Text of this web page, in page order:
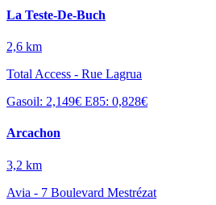
La Teste-De-Buch
2,6 km
Total Access - Rue Lagrua
Gasoil: 2,149€ E85: 0,828€
Arcachon
3,2 km
Avia - 7 Boulevard Mestrézat